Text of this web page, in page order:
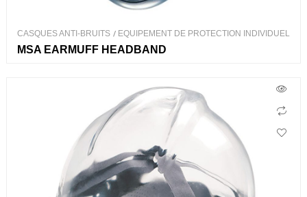
CASQUES ANTI-BRUITS / EQUIPEMENT DE PROTECTION INDIVIDUEL
MSA EARMUFF HEADBAND